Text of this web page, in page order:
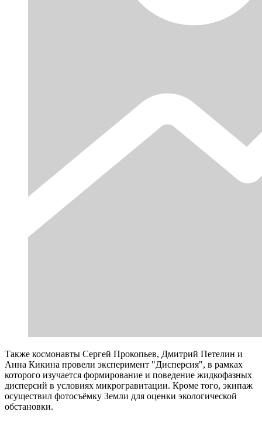
Также космонавты Сергей Прокопьев, Дмитрий Петелин и
Анна Кикина провели эксперимент "Дисперсия", в рамках
которого изучается формирование и поведение жидкофазных
дисперсий в условиях микрогравитации. Кроме того, экипаж
осуществил фотосъёмку Земли для оценки экологической
обстановки.